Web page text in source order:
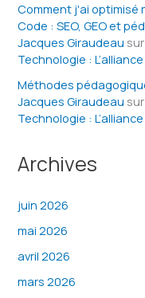
Comment j'ai optimisé
Code : SEO, GEO et
Jacques Giraudeau
Technologie :
Méthodes
Jacques Giraudeau
Technologie :
Archives
juin 2026
mai 2026
avril 2026
mars 2026